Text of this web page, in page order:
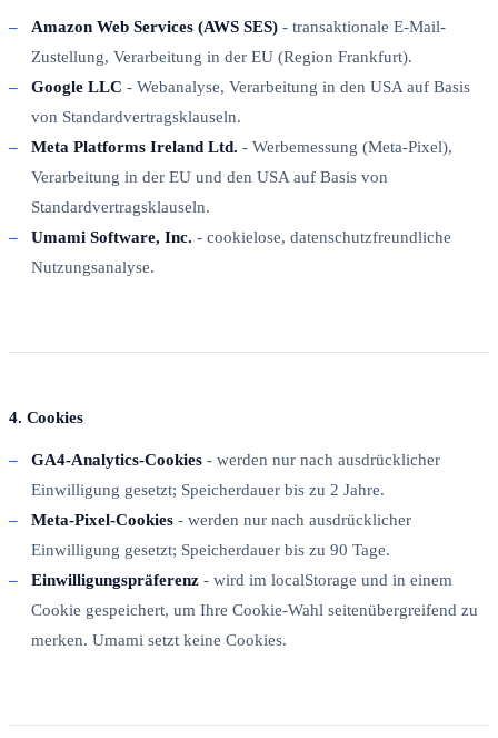
Amazon Web Services (AWS SES) - transaktionale E-Mail-
Zustellung, Verarbeitung in der EU (Region Frankfurt).
Google LLC - Webanalyse, Verarbeitung in den USA auf Basis
von Standardvertragsklauseln.
Meta Platforms Ireland Ltd. - Werbemessung (Meta-Pixel),
Verarbeitung in der EU und den USA auf Basis von
Standardvertragsklauseln.
Umami Software, Inc. - cookielose, datenschutzfreundliche
Nutzungsanalyse.
4. Cookies
GA4-Analytics-Cookies - werden nur nach ausdrücklicher
Einwilligung gesetzt; Speicherdauer bis zu 2 Jahre.
Meta-Pixel-Cookies - werden nur nach ausdrücklicher
Einwilligung gesetzt; Speicherdauer bis zu 90 Tage.
Einwilligungspräferenz - wird im localStorage und in einem
Cookie gespeichert, um Ihre Cookie-Wahl seitenübergreifend zu
merken. Umami setzt keine Cookies.